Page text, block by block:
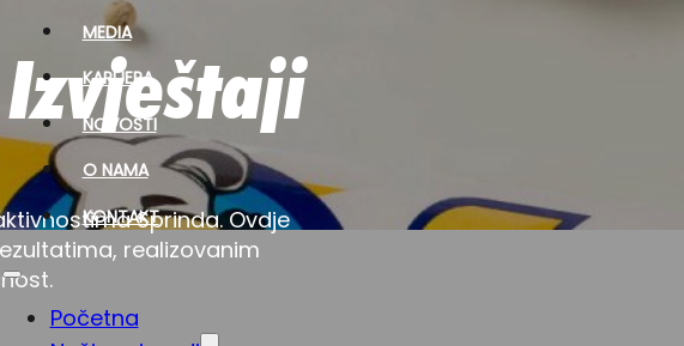
MEDIA
KARIJERA
NOVOSTI
O NAMA
KONTAKT
Početna
Izvještaji
Sprinda. Ovdje
realizovanim